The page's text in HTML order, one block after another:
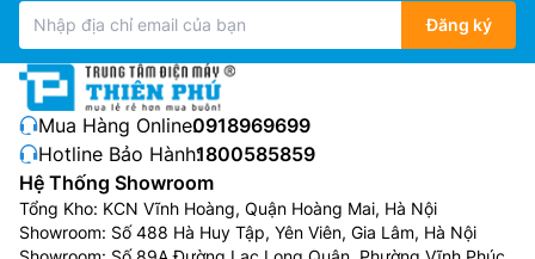
Đăng ký
Mua Hàng Online:0918969699
Hotline Bảo Hành:1800585859
Hệ Thống Showroom
Tổng Kho: KCN Vĩnh Hoàng, Quận Hoàng Mai, Hà Nội
Showroom: Số 488 Hà Huy Tập, Yên Viên, Gia Lâm, Hà Nội